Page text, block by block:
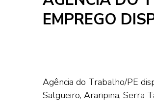
EMPREGO
Agência do Trabalho/PE
Salgueiro, Araripina, Serra